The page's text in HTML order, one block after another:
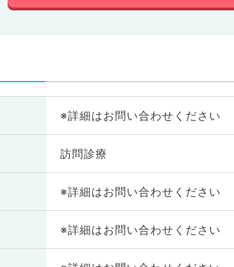
※詳細はお問い合わせください
訪問診療
※詳細はお問い合わせください
※詳細はお問い合わせください